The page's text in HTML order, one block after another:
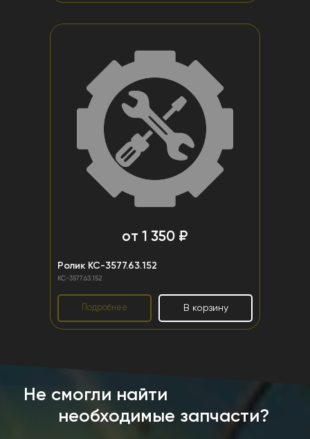
от 1 350 ₽
Ролик КС-3577.63.152
КС-3577.63.152
Подробнее В корзину
Не смогли найти
необходимые запчасти?